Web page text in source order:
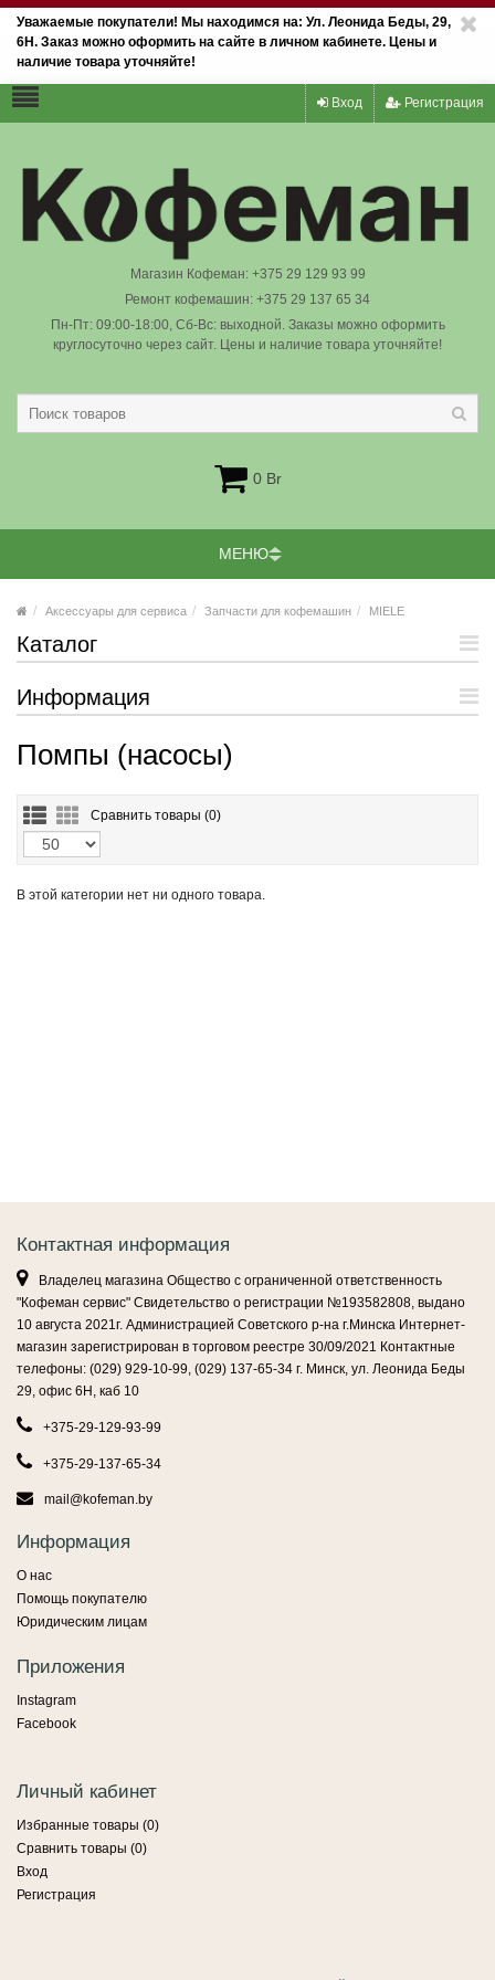
Уважаемые покупатели! Мы находимся на: Ул. Леонида Беды, 29,
6Н. Заказ можно оформить на сайте в личном кабинете. Цены и
наличие товара уточняйте!
Вход Регистрация
Магазин Кофеман: +375 29 129 93 99
Ремонт кофемашин: +375 29 137 65 34
Пн-Пт: 09:00-18:00, Сб-Вс: выходной. Заказы можно оформить
круглосуточно через сайт. Цены и наличие товара уточняйте!
0 Br
МЕНЮ
Аксессуары для сервиса Запчасти для кофемашин MIELE
Каталог
Информация
Помпы (насосы)
Сравнить товары (0)
В этой категории нет ни одного товара.
Контактная информация
Владелец магазина Общество с ограниченной ответственность
"Кофеман сервис" Свидетельство о регистрации №193582808, выдано
10 августа 2021г. Администрацией Советского р-на г.Минска Интернет-
магазин зарегистрирован в торговом реестре 30/09/2021 Контактные
телефоны: (029) 929-10-99, (029) 137-65-34 г. Минск, ул. Леонида Беды
29, офис 6Н, каб 10
+375-29-129-93-99
+375-29-137-65-34
mail@kofeman.by
Информация
О нас
Помощь покупателю
Юридическим лицам
Приложения
Instagram
Facebook
Личный кабинет
Избранные товары (0)
Сравнить товары (0)
Вход
Регистрация